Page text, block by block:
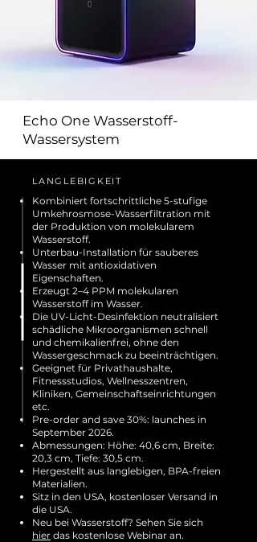
Echo One Wasserstoff-
Wassersystem
LANGLEBIGKEIT
Kombiniert fortschrittliche 5-stufige
Umkehrosmose-Wasserfiltration mit
der Produktion von molekularem
Wasserstoff.
Unterbau-Installation für sauberes
Wasser mit antioxidativen
Eigenschaften.
Erzeugt 2–4 PPM molekularen
Wasserstoff im Wasser.
Die UV-Licht-Desinfektion neutralisiert
schädliche Mikroorganismen schnell
und chemikalienfrei, ohne den
Wassergeschmack zu beeinträchtigen.
Geeignet für Privathaushalte,
Fitnessstudios, Wellnesszentren,
Kliniken, Gemeinschaftseinrichtungen
etc.
Pre-order and save 30%: launches in
September 2026.
Abmessungen: Höhe: 40,6 cm, Breite:
20,3 cm, Tiefe: 30,5 cm.
Hergestellt aus langlebigen, BPA-freien
Materialien.
Sitz in den USA, kostenloser Versand in
die USA.
Neu bei Wasserstoff? Sehen Sie sich
hier das kostenlose Webinar an.